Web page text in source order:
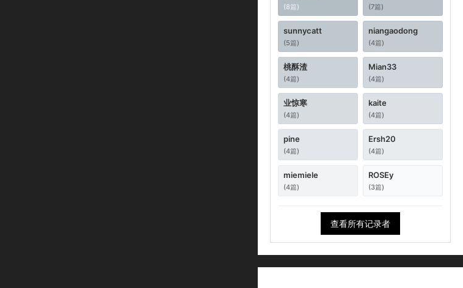
(8篇) (7篇)
sunnycatt
(5篇)
niangaodong
(4篇)
桃酥渣
(4篇)
Mian33
(4篇)
业惊寒
(4篇)
kaite
(4篇)
pine
(4篇)
Ersh20
(4篇)
miemiele
(4篇)
ROSEy
(3篇)
查看所有记录者